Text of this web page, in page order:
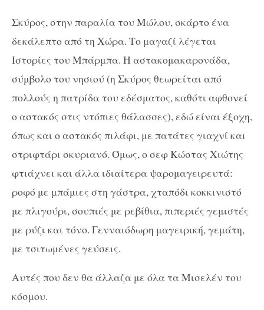
Σκύρος, στην παραλία του Μώλου, σκάρτο ένα
δεκάλεπτο από τη Χώρα. Το μαγαζί λέγεται
Ιστορίες του Μπάρμπα. Η αστακομακαρονάδα,
σύμβολο του νησιού (η Σκύρος θεωρείται από
πολλούς η πατρίδα του εδέσματος, καθότι αφθονεί
ο αστακός στις ντόπιες θάλασσες), εδώ είναι έξοχη,
όπως και ο αστακός πιλάφι, με πατάτες γιαχνί και
στριφτάρι σκυριανό. Όμως, ο σεφ Κώστας Χιώτης
φτιάχνει και άλλα ιδιαίτερα ψαρομαγειρευτά:
ροφό με μπάμιες στη γάστρα, χταπόδι κοκκινιστό
με πλιγούρι, σουπιές με ρεβίθια, πιπεριές γεμιστές
με ρύζι και τόνο. Γενναιόδωρη μαγειρική, γεμάτη,
με τσιτωμένες γεύσεις.
Αυτές που δεν θα άλλαζα με όλα τα Μισελέν του
κόσμου.